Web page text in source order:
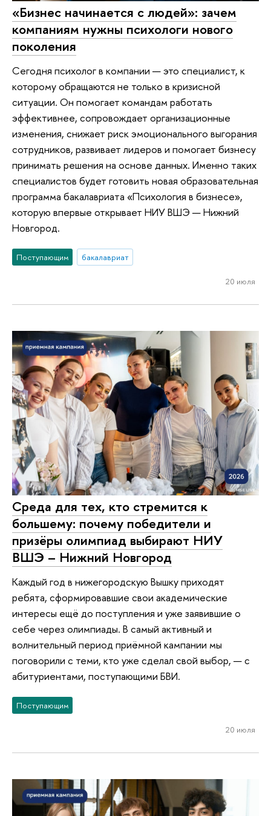
«Бизнес начинается с людей»: зачем
компаниям нужны психологи нового
поколения
Сегодня психолог в компании — это специалист, к
которому обращаются не только в кризисной
ситуации. Он помогает командам работать
эффективнее, сопровождает организационные
изменения, снижает риск эмоционального выгорания
сотрудников, развивает лидеров и помогает бизнесу
принимать решения на основе данных. Именно таких
специалистов будет готовить новая образовательная
программа бакалавриата «Психология в бизнесе»,
которую впервые открывает НИУ ВШЭ — Нижний
Новгород.
Поступающим бакалавриат
20 июля
Среда для тех, кто стремится к
большему: почему победители и
призёры олимпиад выбирают НИУ
ВШЭ – Нижний Новгород
Каждый год в нижегородскую Вышку приходят
ребята, сформировавшие свои академические
интересы ещё до поступления и уже заявившие о
себе через олимпиады. В самый активный и
волнительный период приёмной кампании мы
поговорили с теми, кто уже сделал свой выбор, — с
абитуриентами, поступающими БВИ.
Поступающим
20 июля